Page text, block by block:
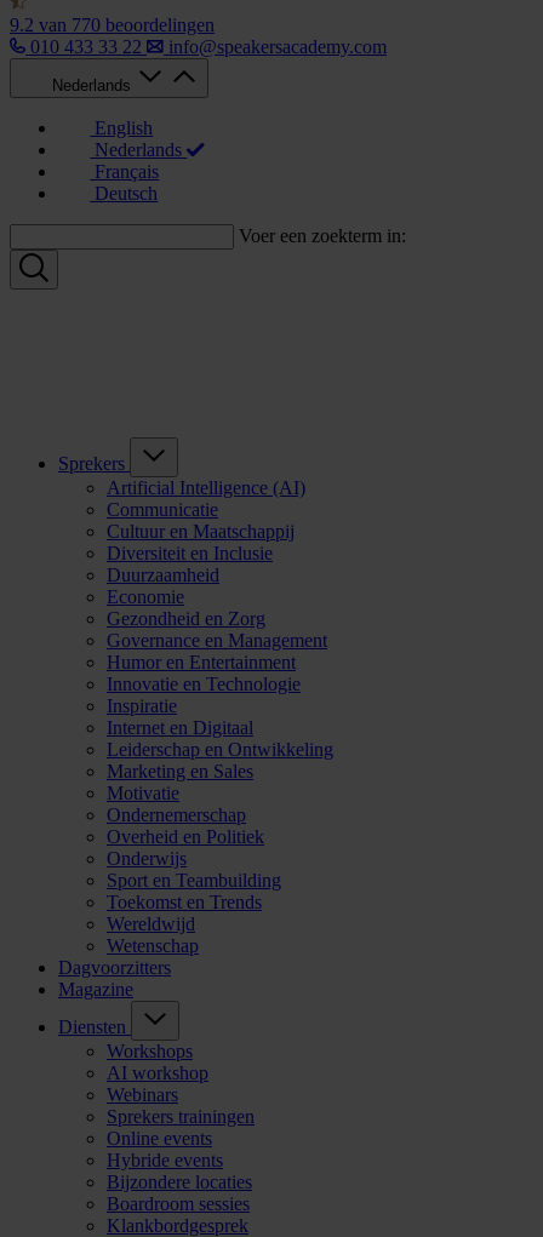
9.2 van 770 beoordelingen
010 433 33 22
info@speakersacademy.com
Nederlands
English
Nederlands
Français
Deutsch
Voer een zoekterm in:
Sprekers
Artificial Intelligence (AI)
Communicatie
Cultuur en Maatschappij
Diversiteit en Inclusie
Duurzaamheid
Economie
Gezondheid en Zorg
Governance en Management
Humor en Entertainment
Innovatie en Technologie
Inspiratie
Internet en Digitaal
Leiderschap en Ontwikkeling
Marketing en Sales
Motivatie
Ondernemerschap
Overheid en Politiek
Onderwijs
Sport en Teambuilding
Toekomst en Trends
Wereldwijd
Wetenschap
Dagvoorzitters
Magazine
Diensten
Workshops
AI workshop
Webinars
Sprekers trainingen
Online events
Hybride events
Bijzondere locaties
Boardroom sessies
Klankbordgesprek